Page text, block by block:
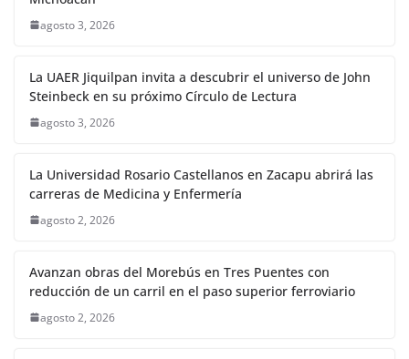
agosto 3, 2026
La UAER Jiquilpan invita a descubrir el universo de John
Steinbeck en su próximo Círculo de Lectura
agosto 3, 2026
La Universidad Rosario Castellanos en Zacapu abrirá las
carreras de Medicina y Enfermería
agosto 2, 2026
Avanzan obras del Morebús en Tres Puentes con
reducción de un carril en el paso superior ferroviario
agosto 2, 2026